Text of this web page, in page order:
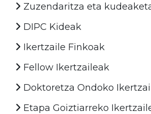
Zuzendaritza eta
DIPC Kideak
Ikertzaile Finkoak
Fellow Ikertzaileak
Doktoretza Ondoko
Etapa Goiztiarreko